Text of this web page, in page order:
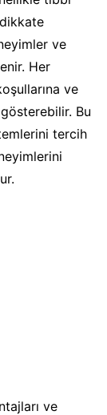
ve
Her
ve
Bu
tercih
ve